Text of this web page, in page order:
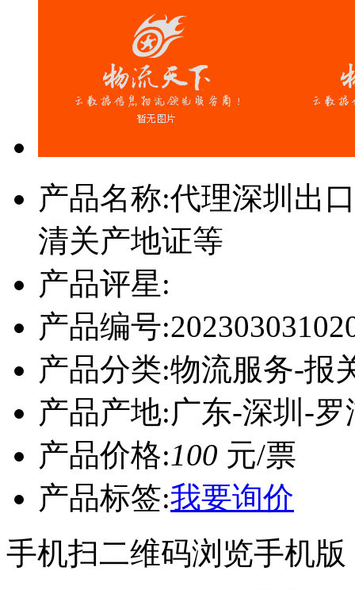
产品名称:代理深圳出
清关产地证等
产品评星:
产品编号:
产品分类:物流服务-报
产品产地:广东-深圳-罗
产品价格:100 元/票
产品标签:我要询价
手机扫二维码浏览手机版